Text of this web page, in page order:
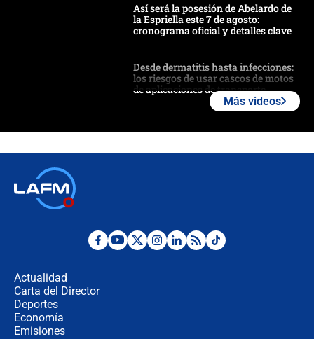
Así será la posesión de Abelardo de
la Espriella este 7 de agosto:
cronograma oficial y detalles clave
Desde dermatitis hasta infecciones:
los riesgos de usar cascos de motos
de aplicaciones de transporte
Posesión de Abelardo De La Espriella
Más videos
Actualidad
Carta del Director
Deportes
Economía
Emisiones